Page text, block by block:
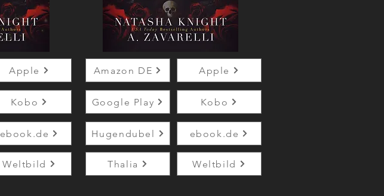
Apple
Kobo
ebook.de
Weltbild
Amazon DE Apple
Google Play Kobo
Hugendubel ebook.de
Thalia Weltbild